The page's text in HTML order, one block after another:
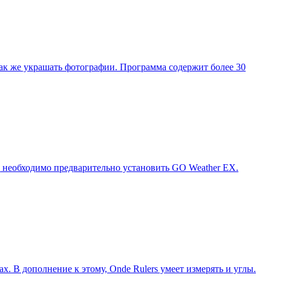
же украшать фотографии. Программа содержит более 30
предварительно установить GO Weather EX.
В дополнение к этому, Onde Rulers умеет измерять и углы.